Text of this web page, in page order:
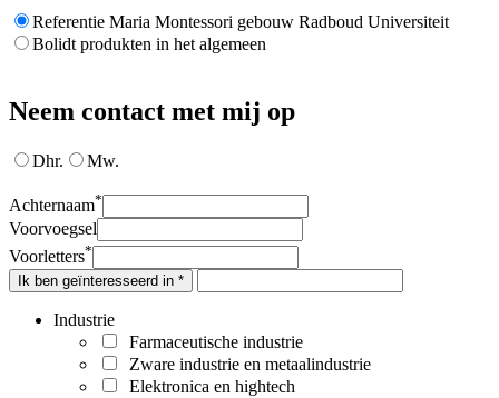
Referentie Maria Montessori gebouw Radboud Universiteit
Bolidt produkten in het algemeen
Neem contact met mij op
Dhr. Mw.
Achternaam*
Voorvoegsel
Voorletters*
Ik ben geïnteresseerd in *
Industrie
Farmaceutische industrie
Zware industrie en metaalindustrie
Elektronica en hightech